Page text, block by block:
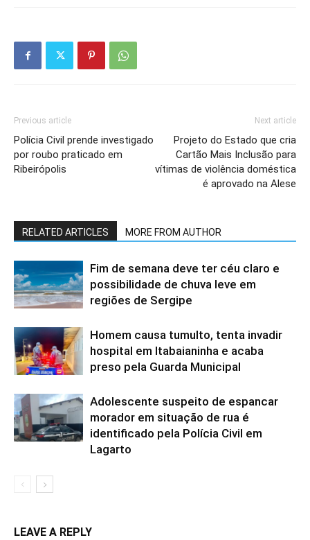
Previous article
Polícia Civil prende investigado
por roubo praticado em
Ribeirópolis
Next article
Projeto do Estado que cria
Cartão Mais Inclusão para
vítimas de violência doméstica
é aprovado na Alese
RELATED ARTICLES MORE FROM AUTHOR
Fim de semana deve ter céu claro e
possibilidade de chuva leve em
regiões de Sergipe
Homem causa tumulto, tenta invadir
hospital em Itabaianinha e acaba
preso pela Guarda Municipal
Adolescente suspeito de espancar
morador em situação de rua é
identificado pela Polícia Civil em
Lagarto
LEAVE A REPLY